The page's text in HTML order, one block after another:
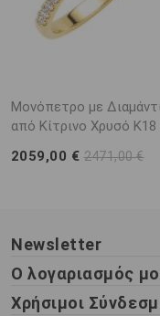
Μονόπετρο με
από Κίτρινο Χρυσό K18
2059,00 € 2471,00 €
Newsletter
Ο λογαριασμός
Χρήσιμοι